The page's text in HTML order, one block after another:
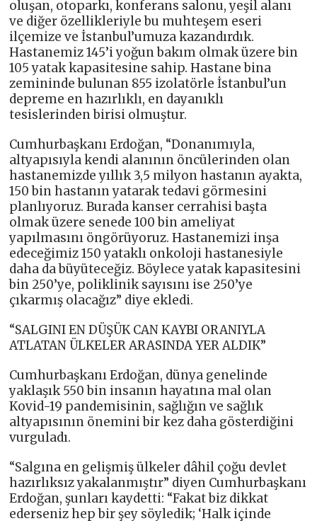
oluşan, otoparkı, konferans salonu, yeşil alanı
ve diğer özellikleriyle bu muhteşem eseri
ilçemize ve İstanbul’umuza kazandırdık.
Hastanemiz 145’i yoğun bakım olmak üzere bin
105 yatak kapasitesine sahip. Hastane bina
zemininde bulunan 855 izolatörle İstanbul’un
depreme en hazırlıklı, en dayanıklı
tesislerinden birisi olmuştur.
Cumhurbaşkanı Erdoğan, “Donanımıyla,
altyapısıyla kendi alanının öncülerinden olan
hastanemizde yıllık 3,5 milyon hastanın ayakta,
150 bin hastanın yatarak tedavi görmesini
planlıyoruz. Burada kanser cerrahisi başta
olmak üzere senede 100 bin ameliyat
yapılmasını öngörüyoruz. Hastanemizi inşa
edeceğimiz 150 yataklı onkoloji hastanesiyle
daha da büyüteceğiz. Böylece yatak kapasitesini
bin 250’ye, poliklinik sayısını ise 250’ye
çıkarmış olacağız” diye ekledi.
“SALGINI EN DÜŞÜK CAN KAYBI ORANIYLA
ATLATAN ÜLKELER ARASINDA YER ALDIK”
Cumhurbaşkanı Erdoğan, dünya genelinde
yaklaşık 550 bin insanın hayatına mal olan
Kovid-19 pandemisinin, sağlığın ve sağlık
altyapısının önemini bir kez daha gösterdiğini
vurguladı.
“Salgına en gelişmiş ülkeler dâhil çoğu devlet
hazırlıksız yakalanmıştır” diyen Cumhurbaşkanı
Erdoğan, şunları kaydetti: “Fakat biz dikkat
ederseniz hep bir şey söyledik; ‘Halk içinde